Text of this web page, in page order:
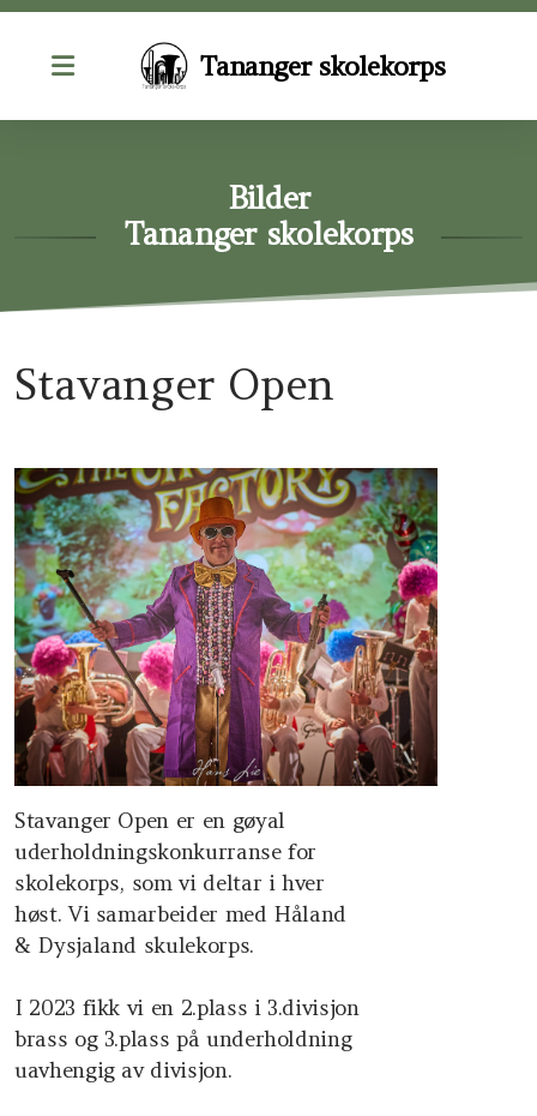
Tananger skolekorps
Bilder
Tananger skolekorps
Stavanger Open
Stavanger Open er en gøyal
uderholdningskonkurranse for
skolekorps, som vi deltar i hver
høst. Vi samarbeider med Håland
& Dysjaland skulekorps.
I 2023 fikk vi en 2.plass i 3.divisjon
brass og 3.plass på underholdning
uavhengig av divisjon.
Styret
Øvinger
Dugnad
Kostnad
NMF